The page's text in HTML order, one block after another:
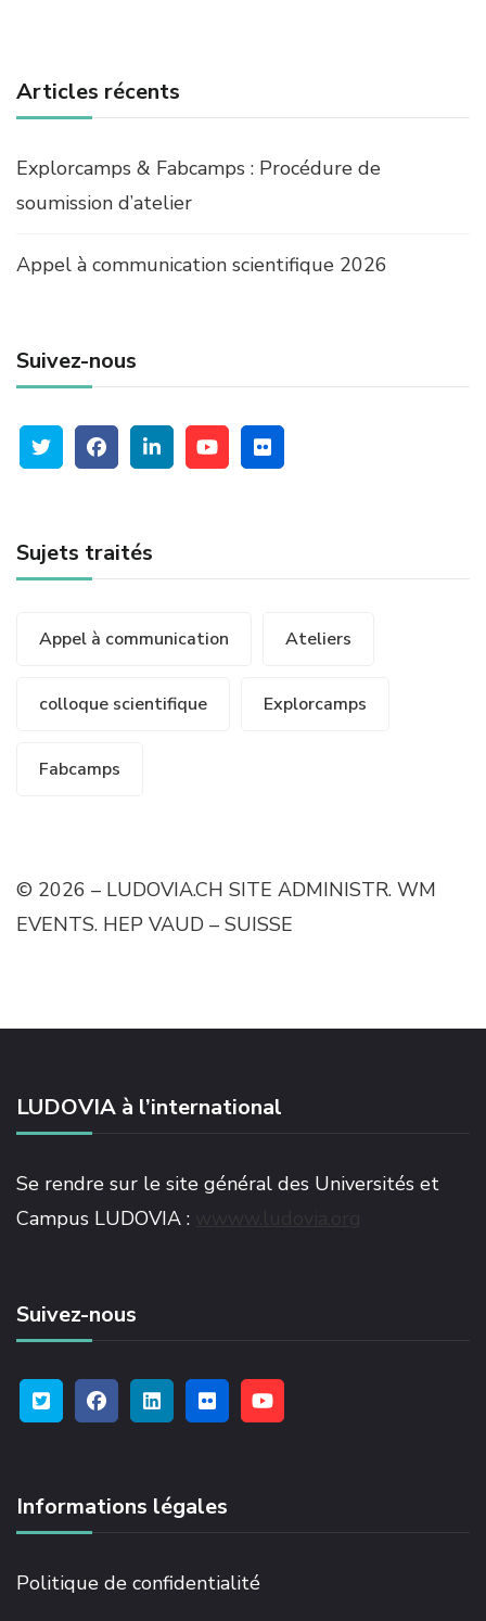
Articles récents
Explorcamps & Fabcamps : Procédure de
soumission d’atelier
Appel à communication scientifique 2026
Suivez-nous
Sujets traités
Appel à communication Ateliers
colloque scientifique Explorcamps
Fabcamps
© 2026 – LUDOVIA.CH SITE ADMINISTR. WM
EVENTS. HEP VAUD – SUISSE
LUDOVIA à l’international
Se rendre sur le site général des Universités et
Campus LUDOVIA :
Suivez-nous
Informations légales
Politique de confidentialité